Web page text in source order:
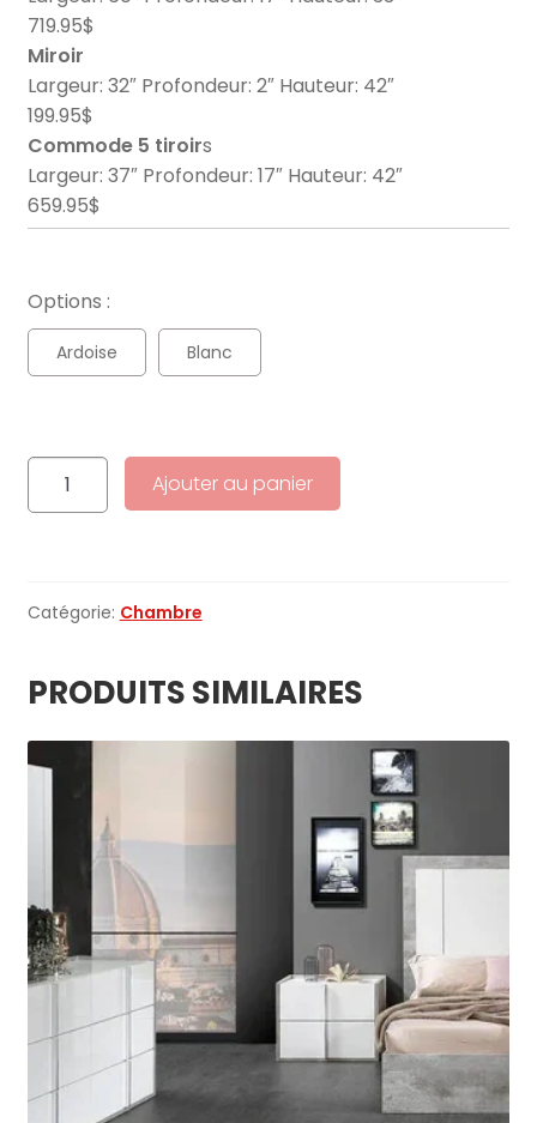
719.95$
Miroir
Largeur: 32″ Profondeur: 2″ Hauteur: 42″
199.95$
Commode 5 tiroirs
Largeur: 37″ Profondeur: 17″ Hauteur: 42″
659.95$
Options :
Ardoise Blanc
quantité
Ajouter au panier
Catégorie: Chambre
PRODUITS SIMILAIRES